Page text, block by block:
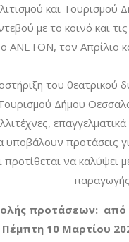
και Τουρισμού
με το κοινό και
ΑΝΕΤΟΝ, τον Απρίλιο
του θεατρικού
Δήμου
υποβάλουν προτάσεις
προτίθεται να καλύψει
προτάσεων: από
10 Μαρτίου